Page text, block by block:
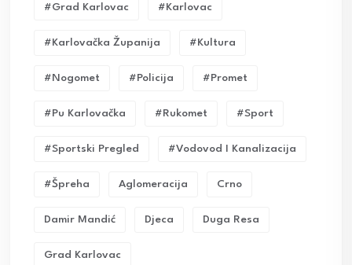
#grad Karlovac #karlovac
#karlovačka Županija #kultura
#nogomet #policija #promet
#pu Karlovačka #rukomet #sport
#sportski Pregled #vodovod I Kanalizacija
#Špreha Aglomeracija Crno
Damir Mandić Djeca Duga Resa
Grad Karlovac